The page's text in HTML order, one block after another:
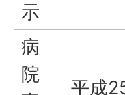
示
病
院
平成